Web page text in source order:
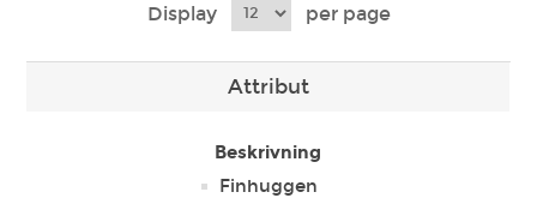
Display per page
Attribut
Beskrivning
Finhuggen